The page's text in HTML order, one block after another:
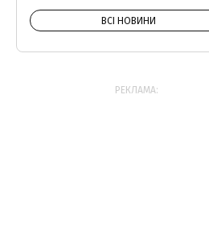
ВСІ НОВИНИ
РЕКЛАМА: